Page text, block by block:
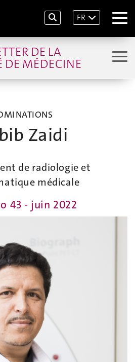
FR
DE LA
DE MÉDECINE
Zaidi
de radiologie et
médicale
43 - juin 2022